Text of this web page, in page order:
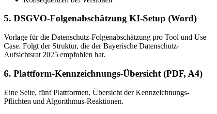
5. DSGVO-Folgenabschätzung KI-Setup (Word)
Vorlage für die Datenschutz-Folgenabschätzung pro Tool und Use
Case. Folgt der Struktur, die der Bayerische Datenschutz-
Aufsichtsrat 2025 empfohlen hat.
6. Plattform-Kennzeichnungs-Übersicht (PDF, A4)
Eine Seite, fünf Plattformen, Übersicht der Kennzeichnungs-
Pflichten und Algorithmus-Reaktionen.